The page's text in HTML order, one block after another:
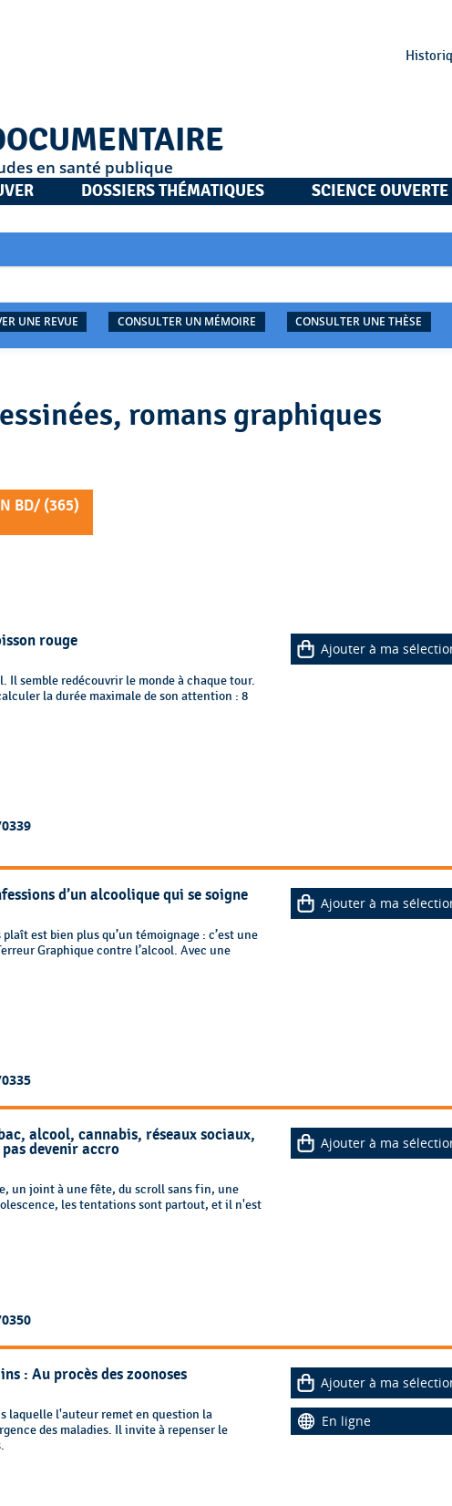
en santé publique
DOSSIERS THÉMATIQUES SCIENCE OUVERTE
UNE REVUE CONSULTER UN MÉMOIRE CONSULTER UNE THÈSE
Bandes dessinées, romans graphiques
BD/ (365)
rouge
Il semble redécouvrir le monde à chaque tour.
la durée maximale de son attention : 8
Ajouter à ma
d’un alcoolique qui se soigne
est bien plus qu’un témoignage : c’est une
Graphique contre l’alcool. Avec une
Ajouter à ma
alcool, cannabis, réseaux sociaux,
devenir accro
un joint à une fête, du scroll sans fin, une
les tentations sont partout, et il n'est
Ajouter à ma
: Au procès des zoonoses
laquelle l'auteur remet en question la
des maladies. Il invite à repenser le
Ajouter à ma
En ligne